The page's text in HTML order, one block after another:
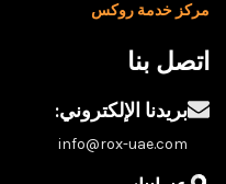
مركز خدمة روكس
اتصل بنا
بريدنا الإلكتروني:
info@rox-uae.com